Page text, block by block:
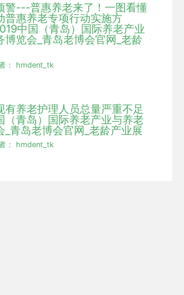
警---普惠养老来了！一图看懂
普惠养老专项行动实施方
中国（青岛）国际养老产业
博览会_青岛老博会官网_老龄
： hmdent_tk
有养老护理人员总量严重不足
（青岛）国际养老产业与养老
_青岛老博会官网_老龄产业展
： hmdent_tk